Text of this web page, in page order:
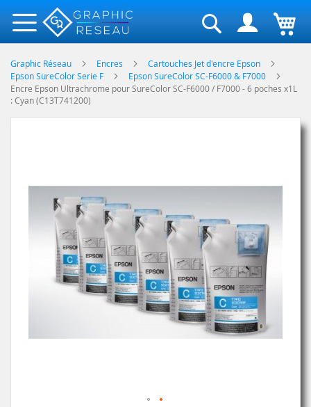
Rechercher
Graphic Réseau Encres
Cartouches Jet d'encre Epson
Epson SureColor Serie F
Epson SureColor SC-F6000 & F7000
Encre Epson Ultrachrome pour SureColor SC-F6000 / F7000 - 6 poches x1L
: Cyan (C13T741200)
end
images
gallery